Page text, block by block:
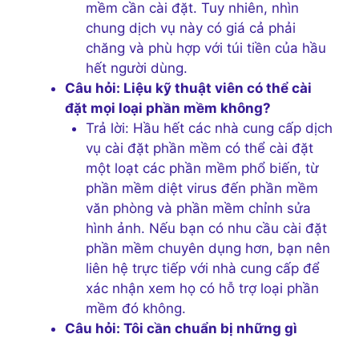
mềm cần cài đặt. Tuy nhiên, nhìn
chung dịch vụ này có giá cả phải
chăng và phù hợp với túi tiền của hầu
hết người dùng.
Câu hỏi: Liệu kỹ thuật viên có thể cài
đặt mọi loại phần mềm không?
Trả lời: Hầu hết các nhà cung cấp dịch
vụ cài đặt phần mềm có thể cài đặt
một loạt các phần mềm phổ biến, từ
phần mềm diệt virus đến phần mềm
văn phòng và phần mềm chỉnh sửa
hình ảnh. Nếu bạn có nhu cầu cài đặt
phần mềm chuyên dụng hơn, bạn nên
liên hệ trực tiếp với nhà cung cấp để
xác nhận xem họ có hỗ trợ loại phần
mềm đó không.
Câu hỏi: Tôi cần chuẩn bị những gì